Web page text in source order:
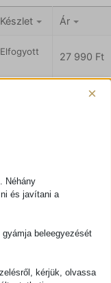
Készlet Ár
Elfogyott 27 990 Ft
-
29 690-
Készleten
×
Néhány
és javítani a
beleegyezését
kérjük, olvassa